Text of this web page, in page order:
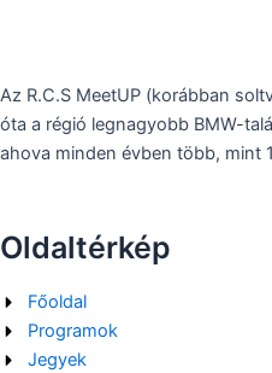
Az R.C.S MeetUP (korábban
óta a régió legnagyobb BMW-
ahova minden évben több, mint
Oldaltérkép
Főoldal
Programok
Jegyek